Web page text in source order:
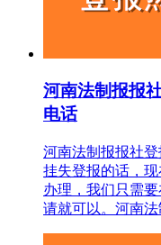
河南法制报报
电话
河南法制报报社登
挂失登报的话，
办理，我们只需
请就可以。河南法